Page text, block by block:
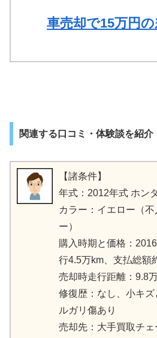
車売却で15万円
関連する口コミ・体験談を紹介
【諸条件】
年式：2012年式 ホン
カラー：イエロー（
ー）
購入時期と価格：
行4.5万km、支払総額
売却時走行距離：9.8
修復歴：なし、小キ
ルガリ傷あり
売却先：大手買取チェ